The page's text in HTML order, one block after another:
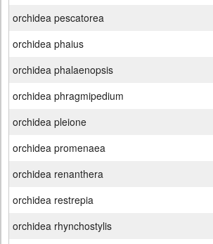
orchidea pescatorea
orchidea phaius
orchidea phalaenopsis
orchidea phragmipedium
orchidea pleione
orchidea promenaea
orchidea renanthera
orchidea restrepia
orchidea rhynchostylis